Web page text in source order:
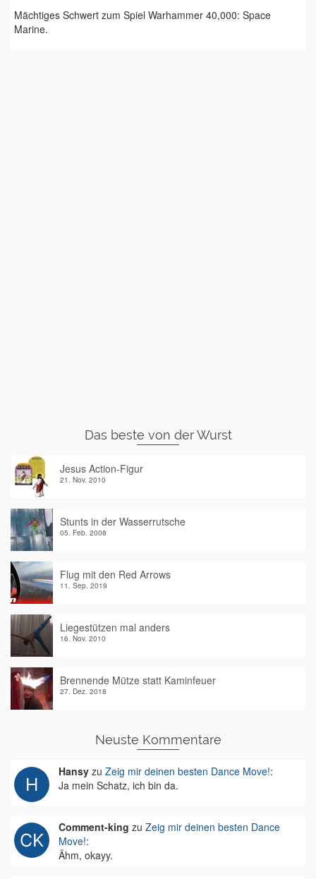
Mächtiges Schwert zum Spiel Warhammer 40,000: Space
Marine.
Das beste von der Wurst
Jesus Action-Figur
21. Nov. 2010
Stunts in der Wasserrutsche
05. Feb. 2008
Flug mit den Red Arrows
11. Sep. 2019
Liegestützen mal anders
16. Nov. 2010
Brennende Mütze statt Kaminfeuer
27. Dez. 2018
Neuste Kommentare
Hansy zu Zeig mir deinen besten Dance Move!:
Ja mein Schatz, ich bin da.
Comment-king zu Zeig mir deinen besten Dance
Move!:
Ähm, okayy.